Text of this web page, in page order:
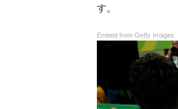
す。
Embed from Getty Images